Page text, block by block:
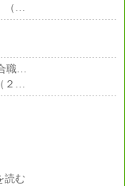
（…
職…
２…
む